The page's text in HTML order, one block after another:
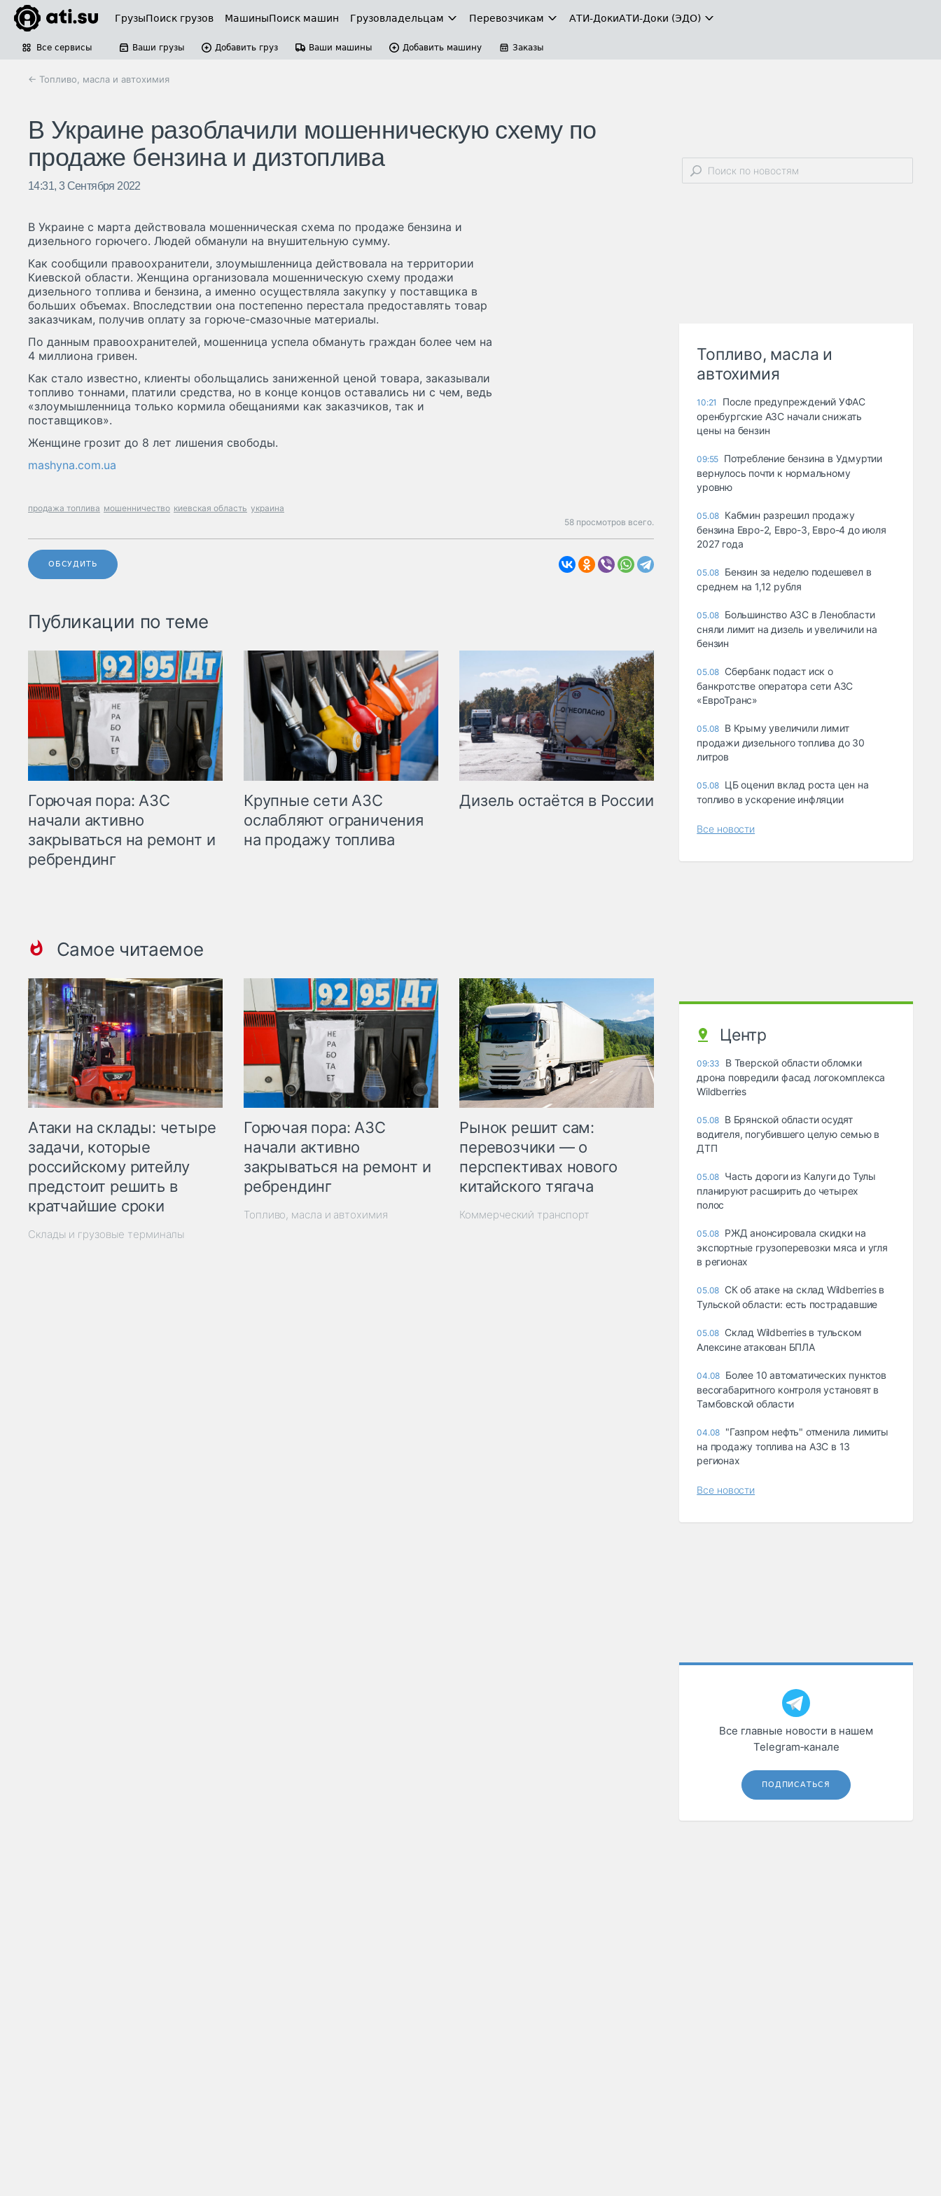
ГрузыПоиск грузов МашиныПоиск машин Грузовладельцам Перевозчикам АТИ-ДокиАТИ-Доки (ЭДО)
Все сервисы Ваши грузы Добавить груз Ваши машины Добавить машину Заказы
← Топливо, масла и автохимия
В Украине разоблачили мошенническую схему по
продаже бензина и дизтоплива
14:31, 3 Сентября 2022
В Украине с марта действовала мошенническая схема по продаже бензина и
дизельного горючего. Людей обманули на внушительную сумму.
Как сообщили правоохранители, злоумышленница действовала на территории
Киевской области. Женщина организовала мошенническую схему продажи
дизельного топлива и бензина, а именно осуществляла закупку у поставщика в
больших объемах. Впоследствии она постепенно перестала предоставлять товар
заказчикам, получив оплату за горюче-смазочные материалы.
По данным правоохранителей, мошенница успела обмануть граждан более чем на
4 миллиона гривен.
Как стало известно, клиенты обольщались заниженной ценой товара, заказывали
топливо тоннами, платили средства, но в конце концов оставались ни с чем, ведь
«злоумышленница только кормила обещаниями как заказчиков, так и
поставщиков».
Женщине грозит до 8 лет лишения свободы.
mashyna.com.ua
продажа топлива мошенничество киевская область украина
58 просмотров всего.
ОБСУДИТЬ
Публикации по теме
Горючая пора: АЗС
начали активно
закрываться на ремонт и
ребрендинг
Крупные сети АЗС
ослабляют ограничения
на продажу топлива
Дизель остаётся в России
Самое читаемое
Атаки на склады: четыре
задачи, которые
российскому ритейлу
предстоит решить в
кратчайшие сроки
Склады и грузовые терминалы
Горючая пора: АЗС
начали активно
закрываться на ремонт и
ребрендинг
Топливо, масла и автохимия
Рынок решит сам:
перевозчики — о
перспективах нового
китайского тягача
Коммерческий транспорт
Топливо, масла и
автохимия
10:21
После предупреждений УФАС
оренбургские АЗС начали снижать
цены на бензин
09:55 Потребление бензина в Удмуртии
вернулось почти к нормальному
уровню
05.08 Кабмин разрешил продажу
бензина Евро-2, Евро-3, Евро-4 до июля
2027 года
05.08 Бензин за неделю подешевел в
среднем на 1,12 рубля
05.08 Большинство АЗС в Ленобласти
сняли лимит на дизель и увеличили на
бензин
05.08 Сбербанк подаст иск о
банкротстве оператора сети АЗС
«ЕвроТранс»
05.08 В Крыму увеличили лимит
продажи дизельного топлива до 30
литров
05.08 ЦБ оценил вклад роста цен на
топливо в ускорение инфляции
Все новости
Центр
09:33
В Тверской области обломки
дрона повредили фасад логокомплекса
Wildberries
05.08 В Брянской области осудят
водителя, погубившего целую семью в
ДТП
05.08 Часть дороги из Калуги до Тулы
планируют расширить до четырех
полос
05.08 РЖД анонсировала скидки на
экспортные грузоперевозки мяса и угля
в регионах
05.08 СК об атаке на склад Wildberries в
Тульской области: есть пострадавшие
05.08 Склад Wildberries в тульском
Алексине атакован БПЛА
04.08 Более 10 автоматических пунктов
весогабаритного контроля установят в
Тамбовской области
04.08 "Газпром нефть" отменила лимиты
на продажу топлива на АЗС в 13
регионах
Все новости
Все главные новости в нашем
Telegram‑канале
ПОДПИСАТЬСЯ